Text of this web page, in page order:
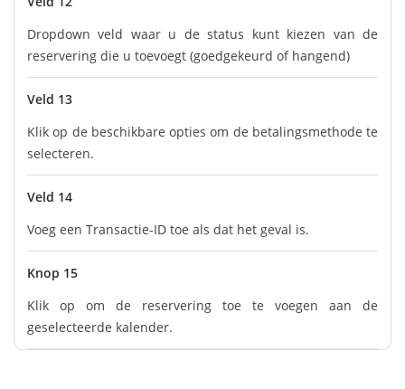
Dropdown veld waar u de status kunt kiezen van de
reservering die u toevoegt (goedgekeurd of hangend)
Veld 13
Klik op de beschikbare opties om de betalingsmethode te
selecteren.
Veld 14
Voeg een Transactie-ID toe als dat het geval is.
Knop 15
Klik op om de reservering toe te voegen aan de
geselecteerde kalender.